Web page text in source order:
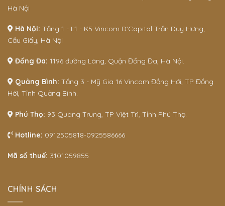
Hà Nội
Hà Nội: Tầng 1 - L1 - K5 Vincom D’Capital Trần Duy Hưng,
Cầu Giấy, Hà Nội
Đống Đa: 1196 đường Láng, Quận Đống Đa, Hà Nội.
Quảng Bình: Tầng 3 - Mỹ Gia 16 Vincom Đồng Hới, TP Đồng
Hới, Tỉnh Quảng Bình.
Phú Thọ: 93 Quang Trung, TP Việt Trì, Tỉnh Phú Thọ.
Hotline: 0912505818-0925586666
Mã số thuế: 3101059855
CHÍNH SÁCH